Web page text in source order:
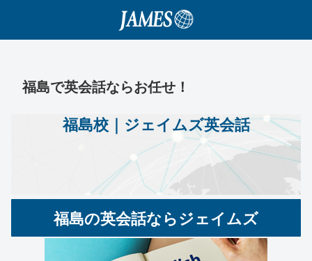
福島で英会話ならお任せ！
福島校｜ジェイムズ英会話
福島の英会話ならジェイムズ